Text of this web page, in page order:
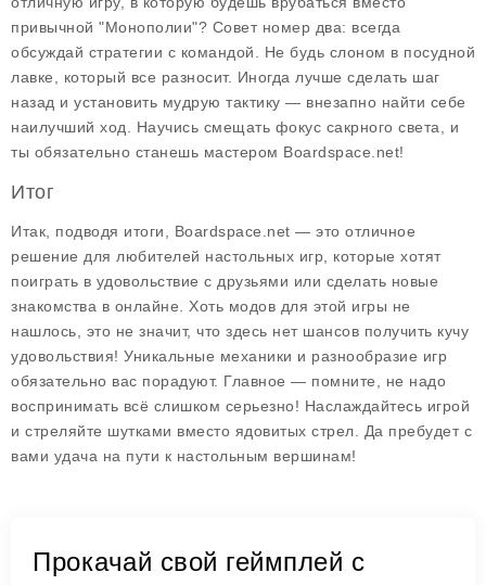
привычной "Монополии"? Совет номер два: всегда
обсуждай стратегии с командой. Не будь слоном в посудной
лавке, который все разносит. Иногда лучше сделать шаг
назад и установить мудрую тактику — внезапно найти себе
наилучший ход. Научись смещать фокус сакрного света, и
ты обязательно станешь мастером Boardspace.net!
Итог
Итак, подводя итоги, Boardspace.net — это отличное
решение для любителей настольных игр, которые хотят
поиграть в удовольствие с друзьями или сделать новые
знакомства в онлайне. Хоть модов для этой игры не
нашлось, это не значит, что здесь нет шансов получить кучу
удовольствия! Уникальные механики и разнообразие игр
обязательно вас порадуют. Главное — помните, не надо
воспринимать всё слишком серьезно! Наслаждайтесь игрой
и стреляйте шутками вместо ядовитых стрел. Да пребудет с
вами удача на пути к настольным вершинам!
Прокачай свой геймплей с